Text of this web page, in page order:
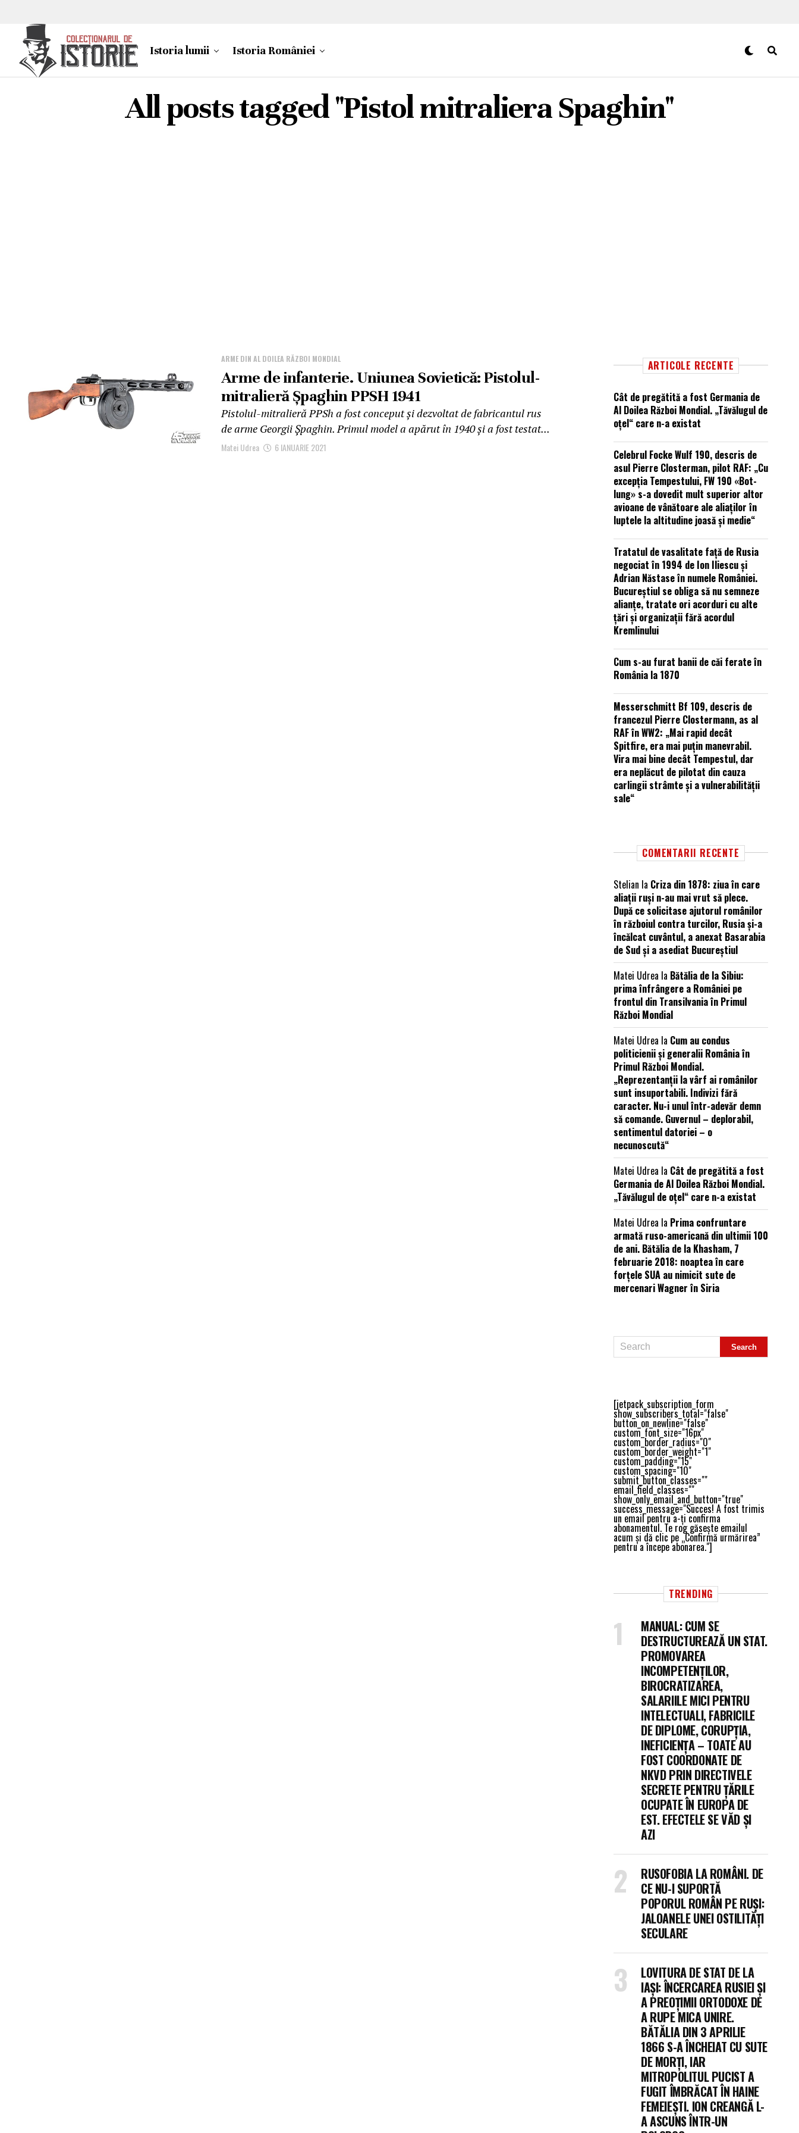
Istoria lumii Istoria României
All posts tagged "Pistol mitraliera Spaghin"
ARME DIN AL DOILEA RĂZBOI MONDIAL
Arme de infanterie. Uniunea Sovietică: Pistolul-
mitralieră Șpaghin PPSH 1941
Pistolul-mitralieră PPSh a fost conceput și dezvoltat de fabricantul rus
de arme Georgii Șpaghin. Primul model a apărut în 1940 și a fost testat...
Matei Udrea 6 IANUARIE 2021
ARTICOLE RECENTE
Cât de pregătită a fost Germania de
Al Doilea Război Mondial. „Tăvălugul de
oțel“ care n-a existat
Celebrul Focke Wulf 190, descris de
asul Pierre Closterman, pilot RAF: „Cu
excepția Tempestului, FW 190 «Bot-
lung» s-a dovedit mult superior altor
avioane de vânătoare ale aliaților în
luptele la altitudine joasă și medie“
Tratatul de vasalitate față de Rusia
negociat în 1994 de Ion Iliescu și
Adrian Năstase în numele României.
Bucureștiul se obliga să nu semneze
alianțe, tratate ori acorduri cu alte
țări și organizații fără acordul
Kremlinului
Cum s-au furat banii de căi ferate în
România la 1870
Messerschmitt Bf 109, descris de
francezul Pierre Clostermann, as al
RAF în WW2: „Mai rapid decât
Spitfire, era mai puțin manevrabil.
Vira mai bine decât Tempestul, dar
era neplăcut de pilotat din cauza
carlingii strâmte și a vulnerabilității
sale“
COMENTARII RECENTE
Stelian la Criza din 1878: ziua în care
aliații ruși n-au mai vrut să plece.
După ce solicitase ajutorul românilor
în războiul contra turcilor, Rusia și-a
încălcat cuvântul, a anexat Basarabia
de Sud și a asediat Bucureștiul
Matei Udrea la Bătălia de la Sibiu:
prima înfrângere a României pe
frontul din Transilvania în Primul
Război Mondial
Matei Udrea la Cum au condus
politicienii și generalii România în
Primul Război Mondial.
„Reprezentanții la vârf ai românilor
sunt insuportabili. Indivizi fără
caracter. Nu-i unul într-adevăr demn
să comande. Guvernul – deplorabil,
sentimentul datoriei – o
necunoscută“
Matei Udrea la Cât de pregătită a fost
Germania de Al Doilea Război Mondial.
„Tăvălugul de oțel“ care n-a existat
Matei Udrea la Prima confruntare
armată ruso-americană din ultimii 100
de ani. Bătălia de la Khasham, 7
februarie 2018: noaptea în care
forțele SUA au nimicit sute de
mercenari Wagner în Siria
[jetpack_subscription_form
show_subscribers_total="false"
button_on_newline="false"
custom_font_size="16px"
custom_border_radius="0"
custom_border_weight="1"
custom_padding="15"
custom_spacing="10"
submit_button_classes=""
email_field_classes=""
show_only_email_and_button="true"
success_message="Succes! A fost trimis
un email pentru a-ți confirma
abonamentul. Te rog găsește emailul
acum și dă clic pe „Confirmă urmărirea”
pentru a începe abonarea."]
TRENDING
MANUAL: CUM SE
DESTRUCTUREAZĂ UN STAT.
PROMOVAREA
INCOMPETENȚILOR,
BIROCRATIZAREA,
SALARIILE MICI PENTRU
INTELECTUALI, FABRICILE
DE DIPLOME, CORUPȚIA,
INEFICIENȚA – TOATE AU
FOST COORDONATE DE
NKVD PRIN DIRECTIVELE
SECRETE PENTRU ȚĂRILE
OCUPATE ÎN EUROPA DE
EST. EFECTELE SE VĂD ȘI
AZI
RUSOFOBIA LA ROMÂNI. DE
CE NU-I SUPORTĂ
POPORUL ROMÂN PE RUȘI:
JALOANELE UNEI OSTILITĂȚI
SECULARE
LOVITURA DE STAT DE LA
IAȘI: ÎNCERCAREA RUSIEI ȘI
A PREOȚIMII ORTODOXE DE
A RUPE MICA UNIRE.
BĂTĂLIA DIN 3 APRILIE
1866 S-A ÎNCHEIAT CU SUTE
DE MORȚI, IAR
MITROPOLITUL PUCIST A
FUGIT ÎMBRĂCAT ÎN HAINE
FEMEIEȘTI. ION CREANGĂ L-
A ASCUNS ÎNTR-UN